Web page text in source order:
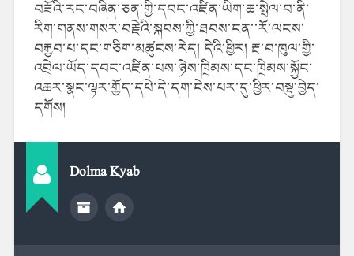
བཟོའི་རང་བཞིན་ཅན་གྱི་དབང་འཛིན་ཡིག་ཆ་སྤེལ་བ་ནི་
རིག་གནས་གསར་བརྗེའི་སྐབས་ཀྱི་ཐབས་ངན་་རོ་ལངས་
བརྒྱབ་པ་དང་གཅིག་མཚུངས་རེད། དེའི་ཕྱིར། རྔ་བ་ཁུལ་གྱི་
འབྲེལ་ཡོད་དབང་འཛིན་པས་ཉེས་ཁྲིམས་དང་ཁྲིམས་སྐྱོང་
འཆར་སྣང་ལྟར་གྱོད་དཔེ་དེ་དག་ངེས་པར་དུ་ཕྱིར་བསྡུ་བྱེད་
དགོས།
Dolma Kyab